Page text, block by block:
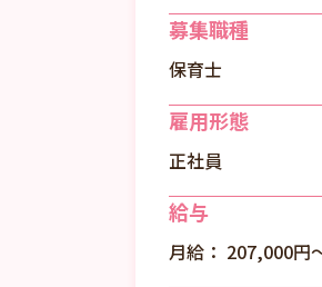
募集職種
保育士
雇用形態
正社員
給与
月給： 207,000円